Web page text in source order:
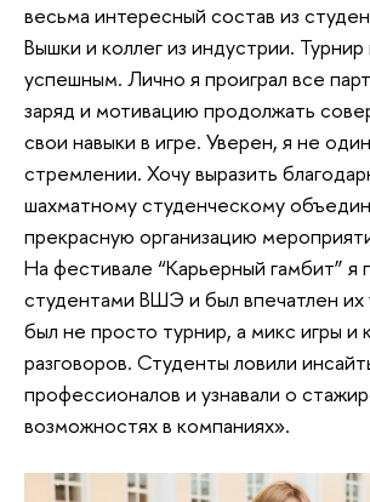
весьма интересный состав из
Вышки и коллег из индустрии. Турнир
успешным. Лично я проиграл все
заряд и мотивацию продолжать
свои навыки в игре. Уверен, я не
стремлении. Хочу выразить
шахматному студенческому
прекрасную организацию
На фестивале “Карьерный гамбит” я
студентами ВШЭ и был впечатлен
был не просто турнир, а микс игры и
разговоров. Студенты ловили
профессионалов и узнавали о
возможностях в компаниях».